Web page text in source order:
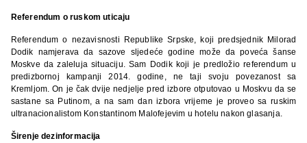
Referendum o ruskom uticaju
Referendum o nezavisnosti Republike Srpske, koji predsjednik Milorad
Dodik namjerava da sazove sljedeće godine može da poveća šanse
Moskve da zaleluja situaciju. Sam Dodik koji je predložio referendum u
predizbornoj kampanji 2014. godine, ne taji svoju povezanost sa
Kremljom. On je čak dvije nedjelje pred izbore otputovao u Moskvu da se
sastane sa Putinom, a na sam dan izbora vrijeme je proveo sa ruskim
ultranacionalistom Konstantinom Malofejevim u hotelu nakon glasanja.
Širenje dezinformacija